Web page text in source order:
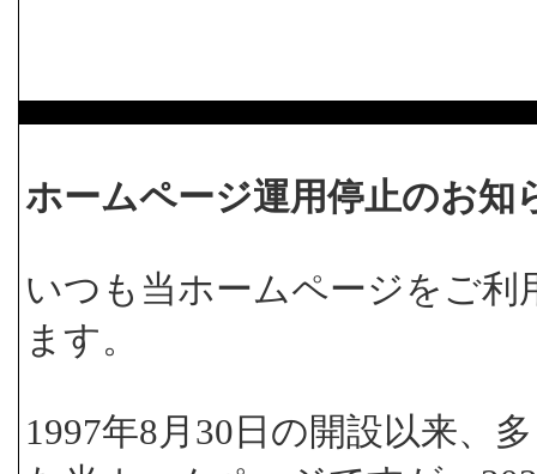
ホームページ運用停止のお知
いつも当ホームページをご
ます。
1997年8月30日の開設以来、